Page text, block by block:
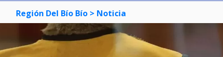
Región Del Bío Bío > Noticia